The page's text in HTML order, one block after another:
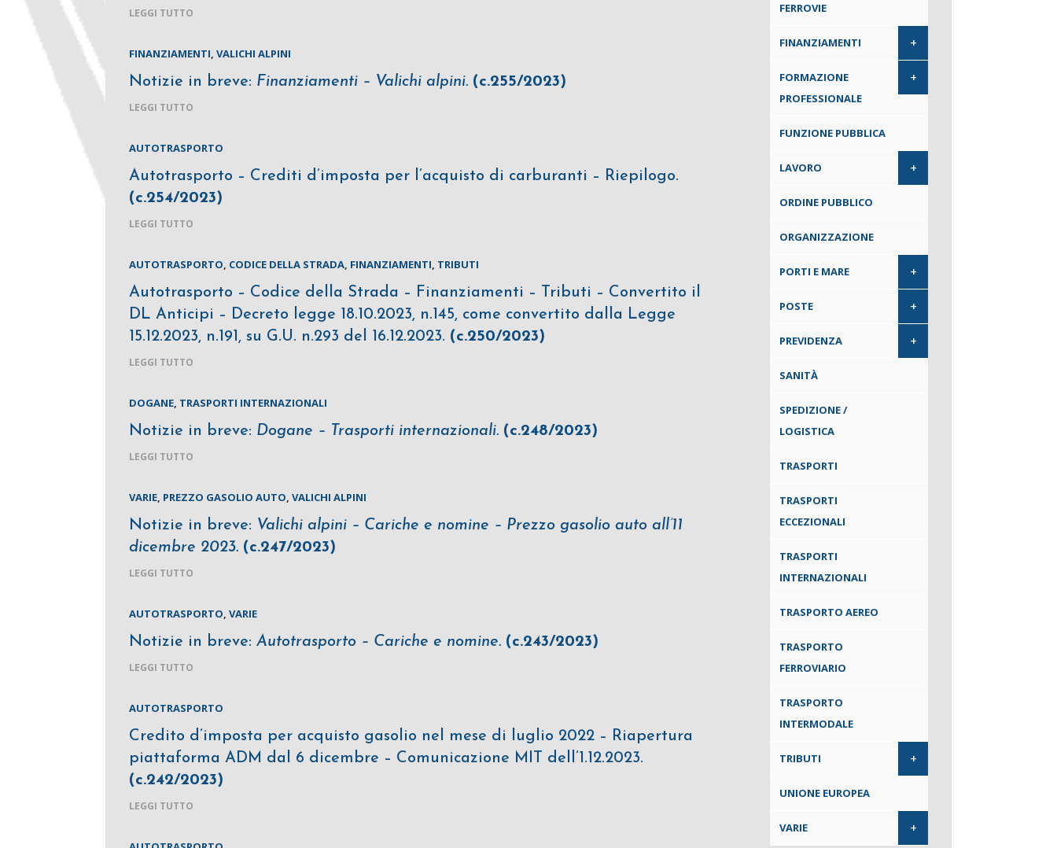
LEGGI TUTTO
FINANZIAMENTI,VALICHI ALPINI
Notizie in breve: Finanziamenti – Valichi alpini. (c.255/2023)
LEGGI TUTTO
AUTOTRASPORTO
Autotrasporto – Crediti d’imposta per l’acquisto di carburanti – Riepilogo.
(c.254/2023)
LEGGI TUTTO
AUTOTRASPORTO, CODICE DELLA STRADA, FINANZIAMENTI, TRIBUTI
Autotrasporto – Codice della Strada – Finanziamenti – Tributi – Convertito il
DL Anticipi – Decreto legge 18.10.2023, n.145, come convertito dalla Legge
15.12.2023, n.191, su G.U. n.293 del 16.12.2023. (c.250/2023)
LEGGI TUTTO
DOGANE, TRASPORTI INTERNAZIONALI
Notizie in breve: Dogane – Trasporti internazionali. (c.248/2023)
LEGGI TUTTO
VARIE, PREZZO GASOLIO AUTO,VALICHI ALPINI
Notizie in breve: Valichi alpini – Cariche e nomine – Prezzo gasolio auto all’11
dicembre 2023. (c.247/2023)
LEGGI TUTTO
AUTOTRASPORTO,VARIE
Notizie in breve:Autotrasporto – Cariche e nomine. (c.243/2023)
LEGGI TUTTO
AUTOTRASPORTO
Credito d’imposta per acquisto gasolio nel mese di luglio 2022 – Riapertura
piattaforma ADM dal 6 dicembre – Comunicazione MIT dell’1.12.2023.
(c.242/2023)
LEGGI TUTTO
FERROVIE
FINANZIAMENTI +
FORMAZIONE
PROFESSIONALE
+
FUNZIONE PUBBLICA
LAVORO +
ORDINE PUBBLICO
ORGANIZZAZIONE
PORTI E MARE +
POSTE +
PREVIDENZA +
SANITÀ
SPEDIZIONE /
LOGISTICA
TRASPORTI
TRASPORTI
ECCEZIONALI
TRASPORTI
INTERNAZIONALI
TRASPORTO AEREO
TRASPORTO
FERROVIARIO
TRASPORTO
INTERMODALE
TRIBUTI +
UNIONE EUROPEA
VARIE +